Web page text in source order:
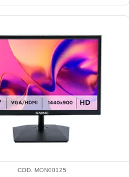
COD. MON00125